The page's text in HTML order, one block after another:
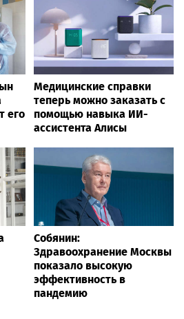
его
Медицинские справки
теперь можно заказать с
помощью навыка ИИ-
ассистента Алисы
Собянин:
Здравоохранение Москвы
показало высокую
эффективность в
пандемию